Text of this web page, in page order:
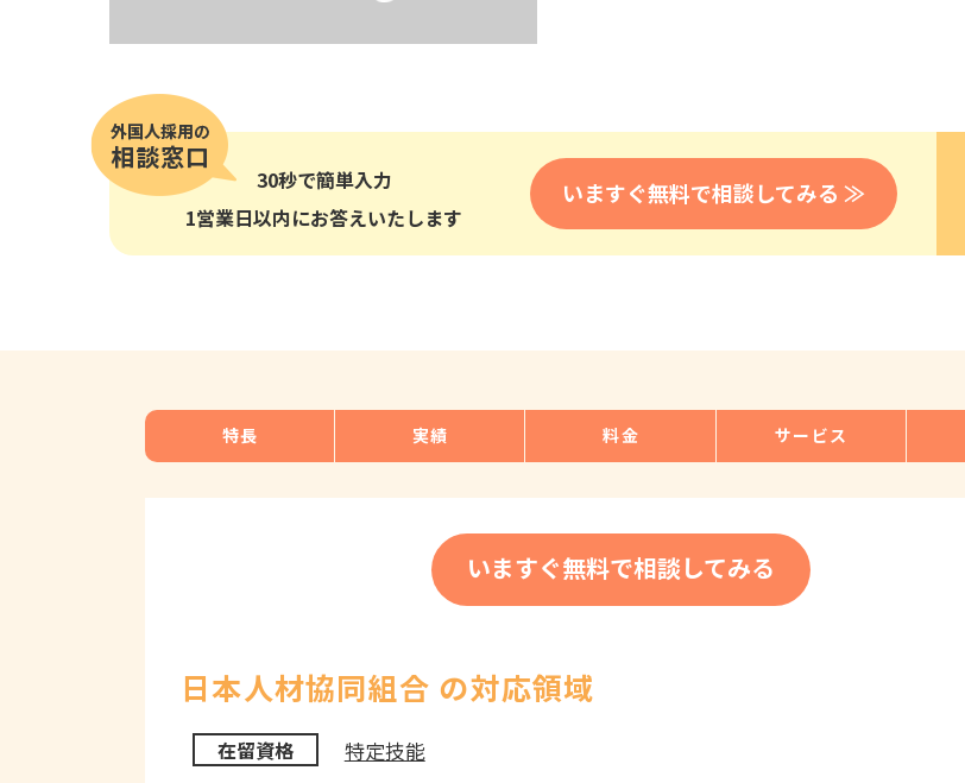
通訳・翻訳
IT
営業
貿易
採用市場
調査・プレスリリース
お役立ち資料
30秒で簡単入力
1営業日以内にお答えいたします
いますぐ無料で相談してみる ≫
特長 実績 料金 サービス
いますぐ無料で相談してみる
日本人材協同組合 の対応領域
在留資格 特定技能